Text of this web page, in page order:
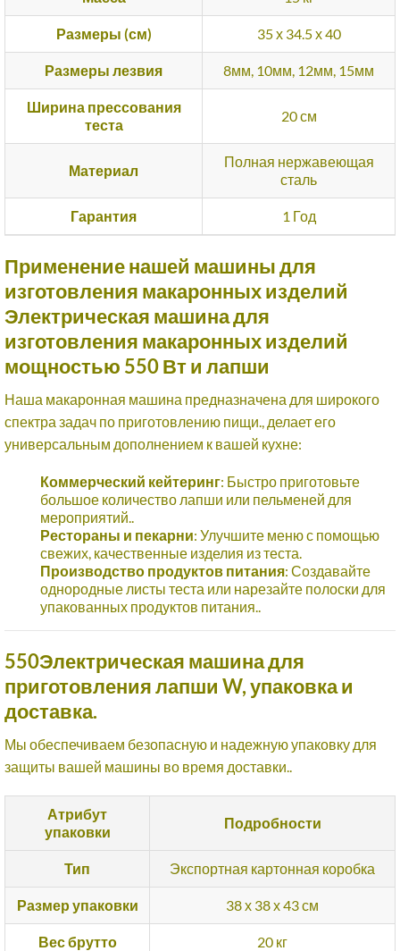
Размеры (см) 35 х 34.5 х 40
Размеры лезвия 8мм, 10мм, 12мм, 15мм
Ширина прессования
теста
20 см
Материал
Полная нержавеющая
сталь
Гарантия 1 Год
Применение нашей машины для
изготовления макаронных изделий
Электрическая машина для
изготовления макаронных изделий
мощностью 550 Вт и лапши
Наша макаронная машина предназначена для широкого
спектра задач по приготовлению пищи., делает его
универсальным дополнением к вашей кухне:
Коммерческий кейтеринг: Быстро приготовьте
большое количество лапши или пельменей для
мероприятий..
Рестораны и пекарни: Улучшите меню с помощью
свежих, качественные изделия из теста.
Производство продуктов питания: Создавайте
однородные листы теста или нарезайте полоски для
упакованных продуктов питания..
550Электрическая машина для
приготовления лапши W, упаковка и
доставка.
Мы обеспечиваем безопасную и надежную упаковку для
защиты вашей машины во время доставки..
Атрибут
упаковки
Подробности
Тип Экспортная картонная коробка
Размер упаковки 38 х 38 х 43 см
Вес брутто 20 кг